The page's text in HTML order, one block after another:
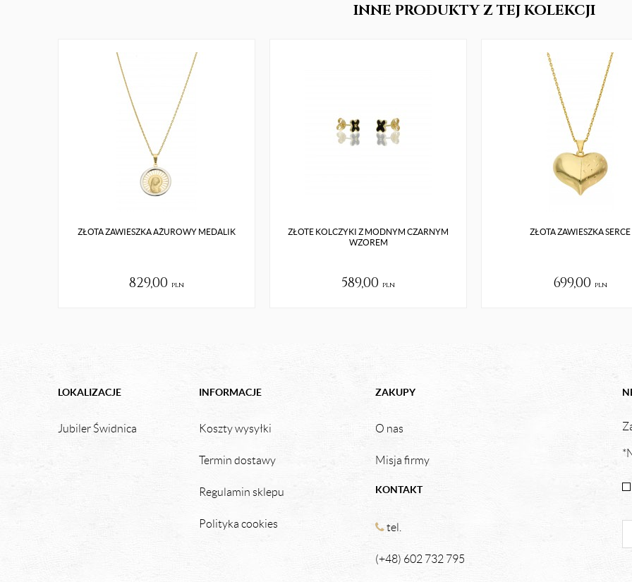
INNE PRODUKTYZ TEJ KOLEKCJI
ZŁOTA ZAWIESZKA AŻUROWY MEDALIK
829,00 pln
ZŁOTE KOLCZYKI Z MODNYM CZARNYM
WZOREM
589,00 pln
ZŁOTA ZAWIESZKA SERCE
699,00 pln
LOKALIZACJE
Jubiler Świdnica
INFORMACJE
Koszty wysyłki
Termin dostawy
Regulamin sklepu
Polityka cookies
ZAKUPY
O nas
Misja firmy
KONTAKT
tel.
(+48) 602 732 795